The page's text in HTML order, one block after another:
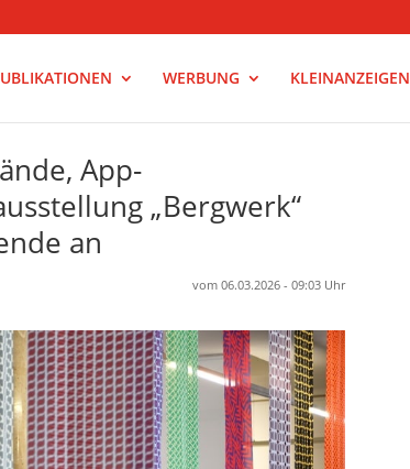
WERBUNG KLEINANZEIGEN
App-
„Bergwerk“
an
vom 06.03.2026 - 09:03 Uhr